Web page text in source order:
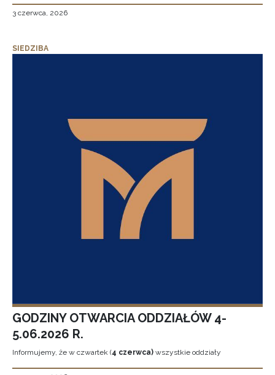
3 czerwca, 2026
SIEDZIBA
GODZINY OTWARCIA ODDZIAŁÓW 4-
5.06.2026 R.
Informujemy, że w czwartek (4 czerwca) wszystkie oddziały